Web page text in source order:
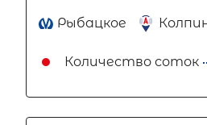
Рыбацкое
Количество соток